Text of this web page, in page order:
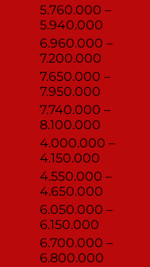
5.760.000 –
5.940.000
6.960.000 –
7.200.000
7.650.000 –
7.950.000
7.740.000 –
8.100.000
4.000.000 –
4.150.000
4.550.000 –
4.650.000
6.050.000 –
6.150.000
6.700.000 –
6.800.000